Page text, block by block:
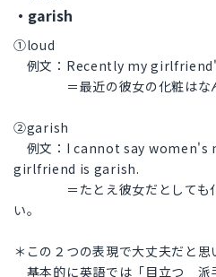
・garish
①loud
例文：Recently my
＝最近の彼女の化粧はなん
②garish
例文：I cannot say women's
girlfriend is garish.
＝たとえ彼女だとしても化
い。
＊この２つの表現で大丈夫だと思
基本的に英語では「目立つ 派